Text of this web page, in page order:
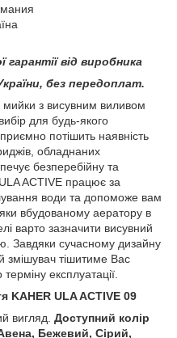
гарантії від виробника
без передоплат.
мийки з висувним виливом
для будь-якого
потішить наявність
обладнаних
безперебійну та
ACTIVE працює за
води та допоможе вам
вбудованому аератору в
варто зазначити висувний
Завдяки сучасному дизайну
змішувач тішитиме Вас
експлуатації.
KAHER ULA ACTIVE 09
вигляд. Доступний колір
Бежевий, Сірий,